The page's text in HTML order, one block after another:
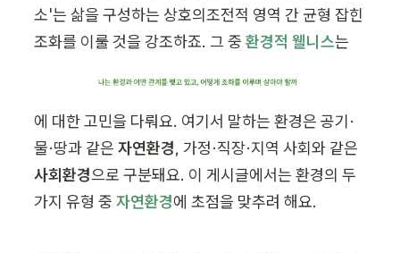
소'는 삶을 구성하는 상호의조전적 영역 간 균형 잡힌
조화를 이룰 것을 강조하죠. 그 중 환경적 웰니스는
에 대한 고민을 다뤄요. 여기서 말하는 환경은 공기·
물·땅과 같은 자연환경
사회환경으로 구분돼요. 이 게시글에서는 환경의 두
가지 유형 중 자연환경에 초점을 맞추려 해요.